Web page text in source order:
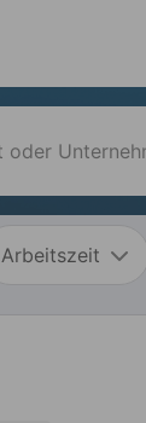
Arbeitszeit